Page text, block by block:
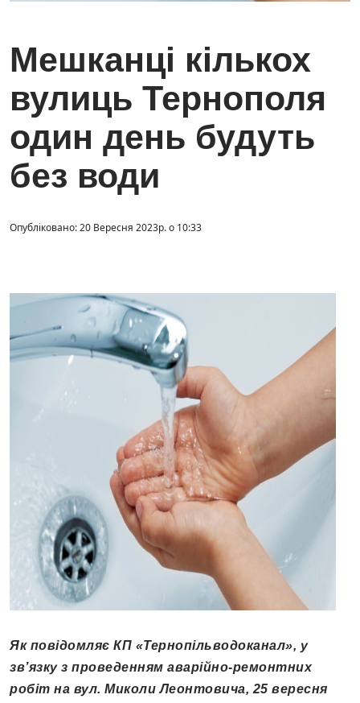
Мешканці кількох
вулиць Тернополя
один день будуть
без води
Опубліковано: 20 Вересня 2023р. о 10:33
Як повідомляє КП «Тернопільводоканал», у
зв’язку з проведенням аварійно-ремонтних
робіт на вул. Миколи Леонтовича, 25 вересня